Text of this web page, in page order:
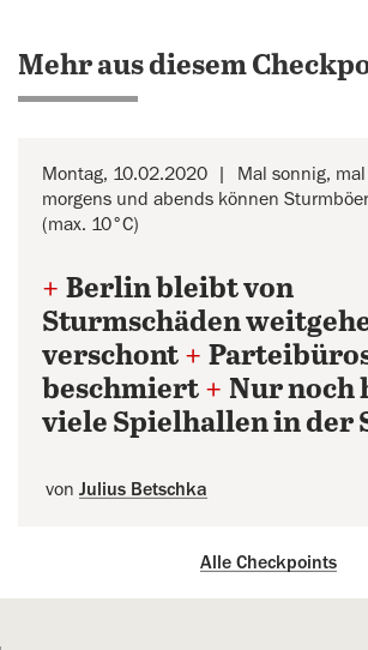
Mehr aus diesem
Montag, 10.02.2020
Mal sonnig,
morgens und abends können
(max. 10°C)
+ Berlin bleibt von
Sturmschäden
verschont +
beschmiert + Nur noch
viele Spielhallen in der
von Julius Betschka
Alle Checkpoints